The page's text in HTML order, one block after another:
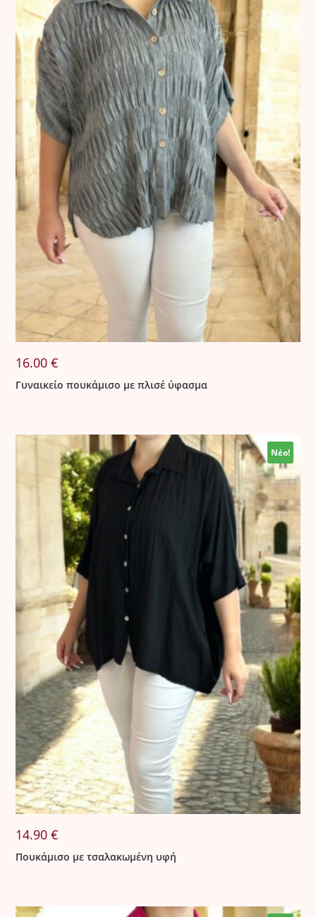
16.00€
Γυναικείο πουκάμισο με πλισέ ύφασμα
Νέο!
Νέο!
14.90€
Πουκάμισο με τσαλακωμένη υφή